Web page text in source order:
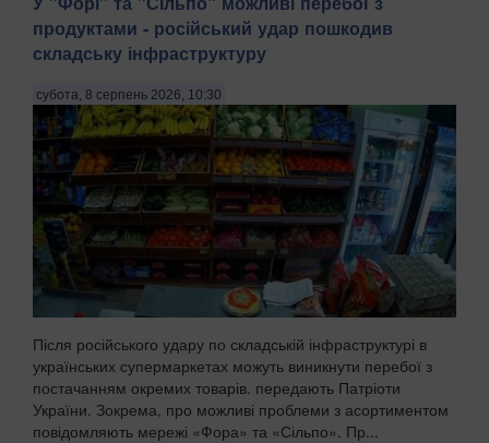
продуктами - російський удар пошкодив
складську інфраструктуру
субота, 8 серпень 2026, 10:30
Після російського удару по складській інфраструктурі в
українських супермаркетах можуть виникнути перебої з
постачанням окремих товарів. передають Патріоти
України. Зокрема, про можливі проблеми з асортиментом
повідомляють мережі «Фора» та «Сільпо». Пр...